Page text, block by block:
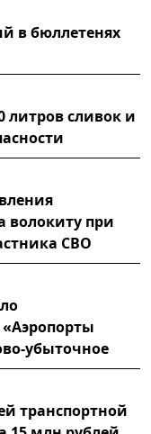
в бюллетенях
литров сливок и
волокиту при
СВО
убыточное
транспортной